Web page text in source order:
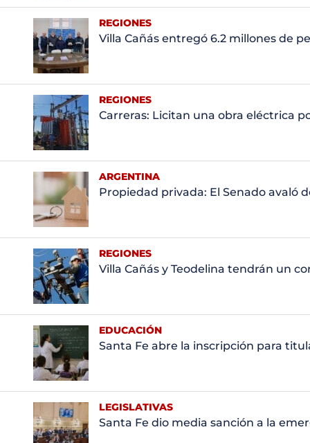
REGIONES
Villa Cañás entregó 6.2 millones de
REGIONES
Carreras: Licitan una obra eléctrica
ARGENTINA
Propiedad privada: El Senado avaló
REGIONES
Villa Cañás y Teodelina tendrán un
EDUCACIÓN
Santa Fe abre la inscripción para
LEGISLATIVAS
Santa Fe dio media sanción a la